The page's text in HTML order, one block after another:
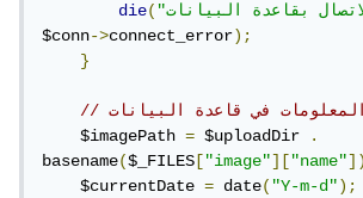
die(
$conn->connect_error);
}
المعلومات في قاعدة البيانات
    $imagePath
= $uploadDir .
basename($_FILES ["image"]["name"
    $currentDate
= date("Y-m-d");